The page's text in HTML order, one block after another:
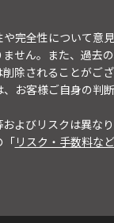
完全性について意
せん。また、過去の
除されることがご
お客様ご自身の判
よびリスクは異な
「リスク・手数料な